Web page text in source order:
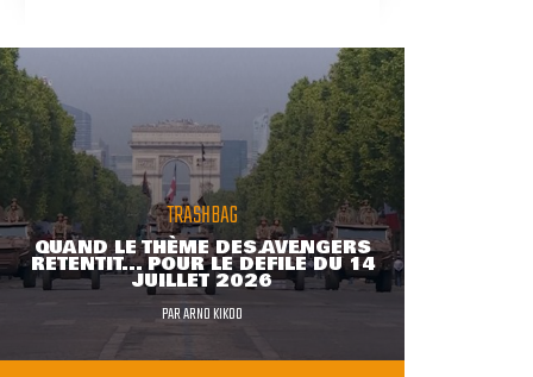
TRASHBAG
QUAND LE THÈME DES AVENGERS
RETENTIT... POUR LE DÉFILÉ DU 14
JUILLET 2026
PARARNO KIKOO